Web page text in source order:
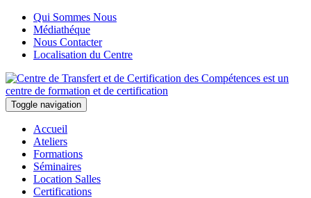
Qui Sommes Nous
Médiathéque
Nous Contacter
Localisation du Centre
Toggle navigation
Accueil
Ateliers
Formations
Séminaires
Location Salles
Certifications